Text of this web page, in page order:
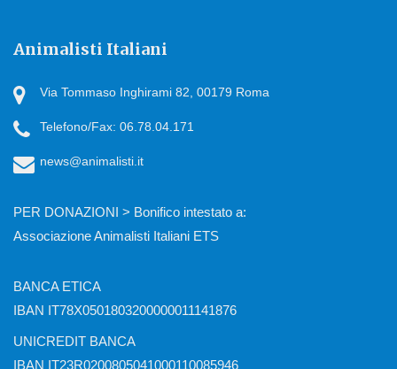
Animalisti Italiani
Via Tommaso Inghirami 82, 00179 Roma
Telefono/Fax: 06.78.04.171
news@animalisti.it
PER DONAZIONI > Bonifico intestato a:
Associazione Animalisti Italiani ETS
BANCA ETICA
IBAN IT78X0501803200000011141876
UNICREDIT BANCA
IBAN IT23R0200805041000110085946